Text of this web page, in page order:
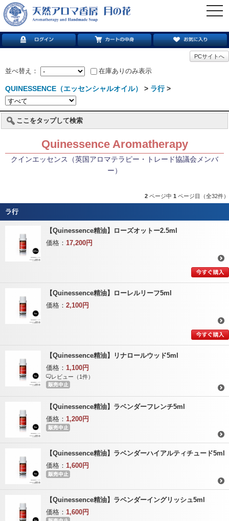
PCサイトへ
並べ替え： 在庫ありのみ表示
QUINESSENCE（エッセンシャルオイル） > ラ行>
ここをタップして検索
Quinessence Aromatherapy
クインエッセンス（英国アロマテラピー・トレード協議会メンバ
ー）
2 ページ中 1 ページ目（全32件）
ラ行
【Quinessence精油】ローズオットー2.5ml
価格： 17,200円
【Quinessence精油】ローレルリーフ5ml
価格： 2,100円
【Quinessence精油】リナロールウッド5ml
価格： 1,100円
レビュー（1件）
【Quinessence精油】ラベンダーフレンチ5ml
価格： 1,200円
【Quinessence精油】ラベンダーハイアルティチュード5ml
価格： 1,600円
【Quinessence精油】ラベンダーイングリッシュ5ml
価格： 1,600円